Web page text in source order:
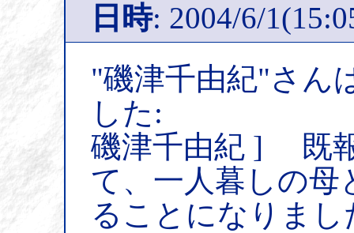
日時: 2004/6/
"磯津千由紀"さん
した:
磯津千由紀 ] 既
て、一人暮しの母
ることになりまし